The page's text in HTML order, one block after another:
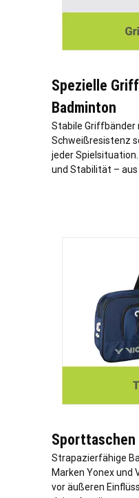
Spezielle
Badminton
Stabile
Schweißresistenz
jeder
und Stabilität –
Sporttaschen
Strapazierfähige
Marken Yonex und
vor äußeren